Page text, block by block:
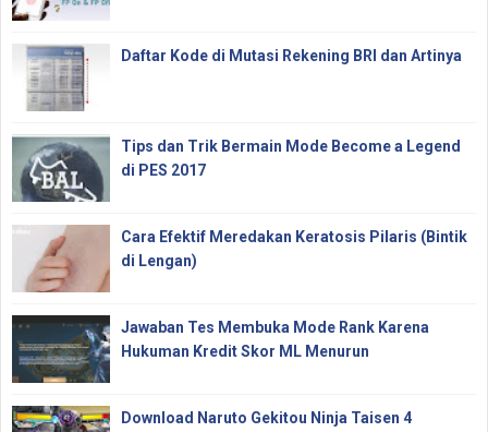
Daftar Kode di Mutasi Rekening BRI dan Artinya
Tips dan Trik Bermain Mode Become a Legend
di PES 2017
Cara Efektif Meredakan Keratosis Pilaris (Bintik
di Lengan)
Jawaban Tes Membuka Mode Rank Karena
Hukuman Kredit Skor ML Menurun
Download Naruto Gekitou Ninja Taisen 4